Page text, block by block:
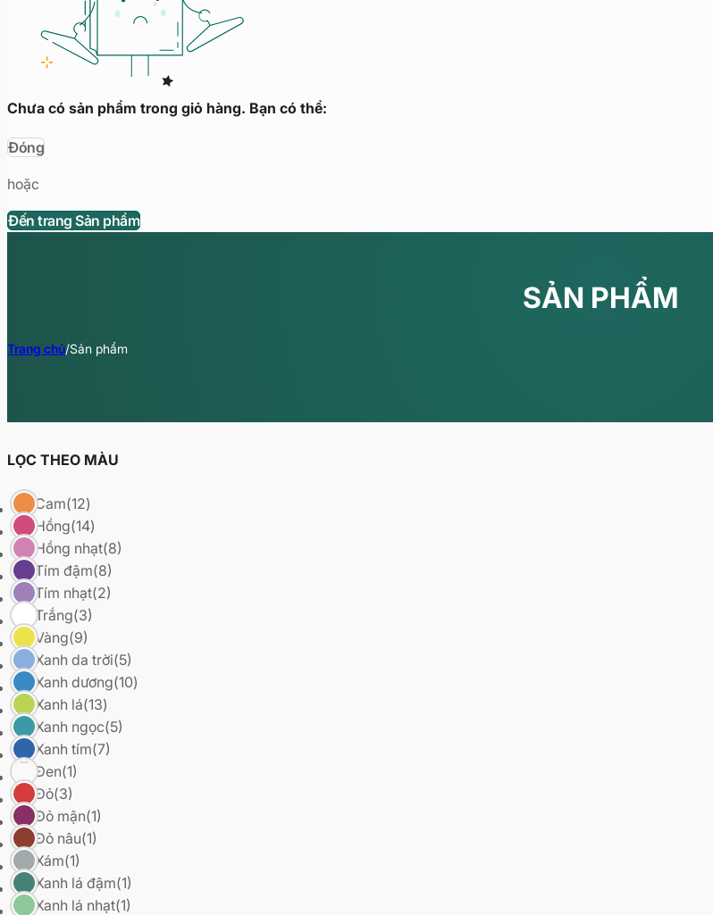
Chưa có sản phẩm trong giỏ hàng. Bạn có thể:
Đóng
hoặc
Đến trang Sản phẩm
SẢN PHẨM
Trang chủ/Sản phẩm
LỌC THEO MÀU
Cam(12)
Hồng(14)
Hồng nhạt(8)
Tím đậm(8)
Tím nhạt(2)
Trắng(3)
Vàng(9)
Xanh da trời(5)
Xanh dương(10)
Xanh lá(13)
Xanh ngọc(5)
Xanh tím(7)
Đen(1)
Đỏ(3)
Đỏ mận(1)
Đỏ nâu(1)
Xám(1)
Xanh lá đậm(1)
Xanh lá nhạt(1)